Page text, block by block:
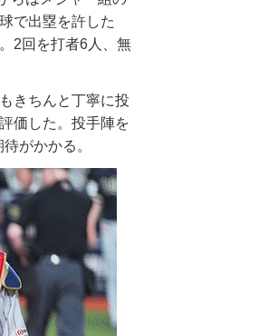
で出塁を許した
2回を打者6人、無
きちんと丁寧に投
価した。投手陣を
がかかる。